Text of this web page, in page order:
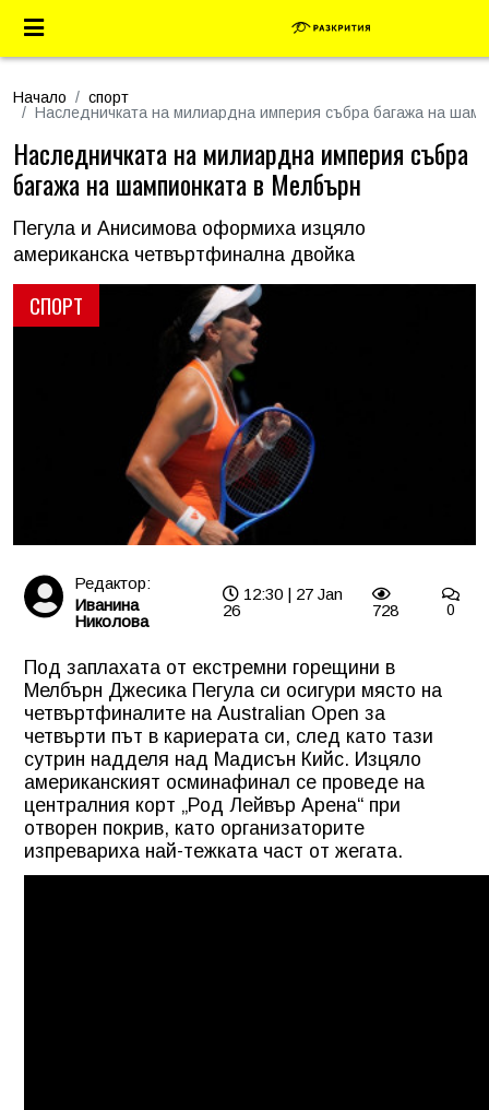
Начало
спорт
Наследничката на милиардна империя събра багажа на
СПОРТ
Наследничката на милиардна империя събра
багажа на шампионката в Мелбърн
Пегула и Анисимова оформиха изцяло
американска четвъртфинална двойка
Редактор:
Иванина
Николова
12:30 | 27 Jan
26
728 0
Под заплахата от екстремни горещини в
Мелбърн Джесика Пегула си осигури място на
четвъртфиналите на Australian Open за
четвърти път в кариерата си, след като тази
сутрин надделя над Мадисън Кийс. Изцяло
американският осминафинал се проведе на
централния корт „Род Лейвър Арена“ при
отворен покрив, като организаторите
изпревариха най-тежката част от жегата.